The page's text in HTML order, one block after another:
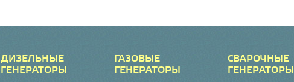
ДИЗЕЛЬНЫЕ
ГЕНЕРАТОРЫ
ГАЗОВЫЕ
ГЕНЕРАТОРЫ
СВАРОЧНЫЕ
ГЕНЕРАТОРЫ